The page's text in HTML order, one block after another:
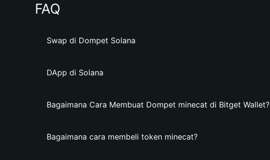
FAQ
Swap di Dompet Solana
DApp di Solana
Bagaimana Cara Membuat Dompet minecat di Bitget Wallet?
Bagaimana cara membeli token minecat?